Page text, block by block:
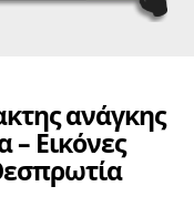
ανάγκης
– Εικόνες